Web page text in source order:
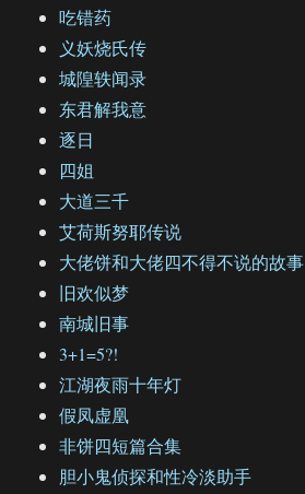
吃错药
义妖烧氏传
城隍轶闻录
东君解我意
逐日
四姐
大道三千
艾荷斯努耶传说
大佬饼和大佬四不得不说的故事
旧欢似梦
南城旧事
3+1=5?!
江湖夜雨十年灯
假凤虚凰
非饼四短篇合集
胆小鬼侦探和性冷淡助手